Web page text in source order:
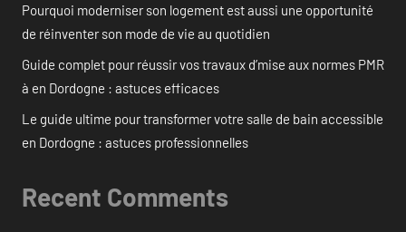
Pourquoi moderniser son logement est aussi une opportunité
de réinventer son mode de vie au quotidien
Guide complet pour réussir vos travaux d’mise aux normes PMR
à en Dordogne : astuces efficaces
Le guide ultime pour transformer votre salle de bain accessible
en Dordogne : astuces professionnelles
Recent Comments